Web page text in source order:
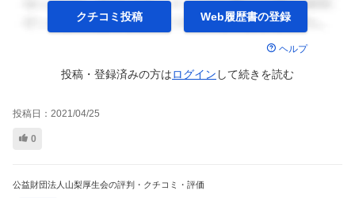
クチコミ投稿 Web履歴書の登録
ヘルプ
投稿・登録済みの方はログイン して続きを読む
投稿日： 2021/04/25
0
公益財団法人山梨厚生会の評判・クチコミ・評価